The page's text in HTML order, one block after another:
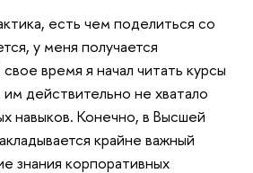
есть чем поделиться со
у меня получается
время я начал читать курсы
действительно не хватало
навыков. Конечно, в Высшей
крайне важный
знания корпоративных